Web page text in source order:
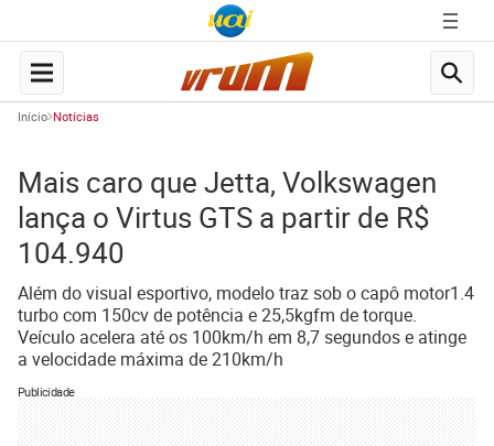
Início Notícias
Mais caro que Jetta, Volkswagen
lança o Virtus GTS a partir de R$
104.940
Além do visual esportivo, modelo traz sob o capô motor1.4
turbo com 150cv de potência e 25,5kgfm de torque.
Veículo acelera até os 100km/h em 8,7 segundos e atinge
a velocidade máxima de 210km/h
Publicidade